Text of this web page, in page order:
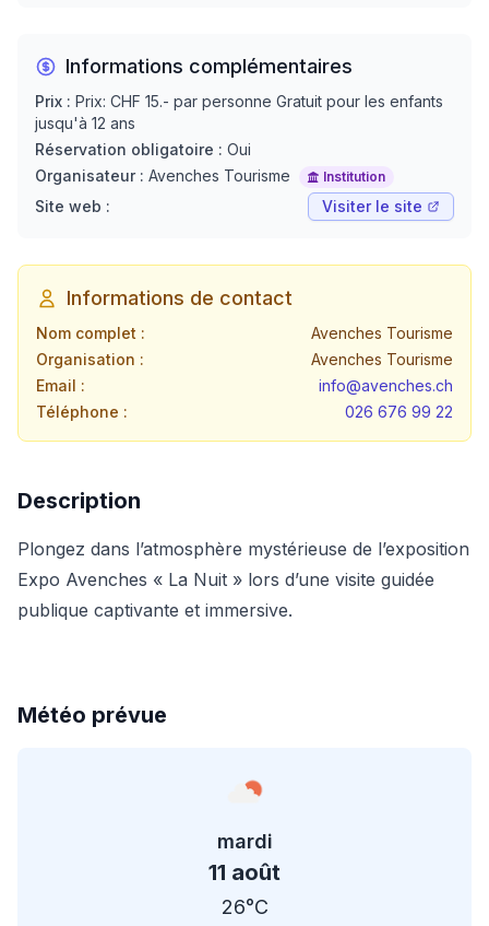
Informations complémentaires
Prix : Prix: CHF 15.- par personne Gratuit pour les enfants
jusqu'à 12 ans
Réservation obligatoire : Oui
Organisateur : Avenches Tourisme Institution
Site web : Visiter le site
Informations de contact
Nom complet :
Avenches Tourisme
Organisation :
Avenches Tourisme
Email :
info@avenches.ch
Téléphone :
026 676 99 22
Description
Plongez dans l’atmosphère mystérieuse de l’exposition
Expo Avenches « La Nuit » lors d’une visite guidée
publique captivante et immersive.
Météo prévue
mardi
11 août
26°C